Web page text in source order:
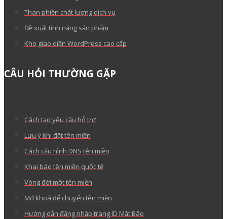
Than phiền chất lượng dịch vụ
Đề xuất tính năng sản phẩm
Kho giao diện WordPress cao cấp
CÂU HỎI THƯỜNG GẶP
Cách tạo yêu cầu hỗ trợ
Lưu ý khi đặt tên miền
Cách cấu hình DNS tên miền
Khai báo tên miền quốc tế
Vòng đời một tên miền
Mở khoá để chuyển tên miền
Hướng dẫn đăng nhập trang ID Mắt Bão